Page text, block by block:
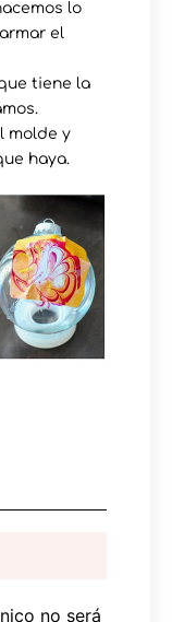
lo
el
tiene la
molde y
haya.
no será